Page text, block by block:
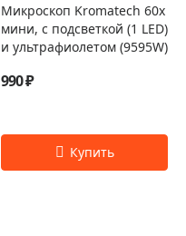
Микроскоп Kromatech 60x
мини, с подсветкой (1 LED)
и ультрафиолетом (9595W)
990 ₽